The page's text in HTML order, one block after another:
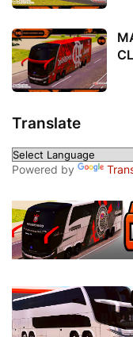
Translate
Powered by